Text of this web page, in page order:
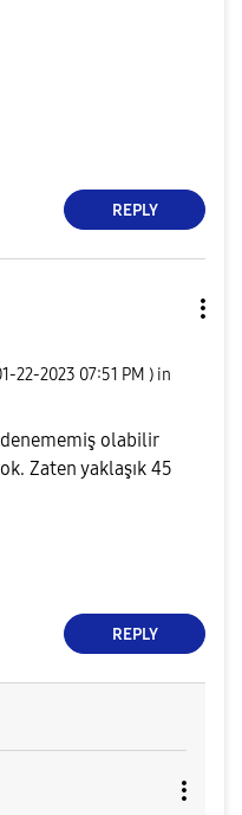
REPLY
22-2023 07:51 PM ) in
olabilir
Zaten yaklaşık 45
REPLY